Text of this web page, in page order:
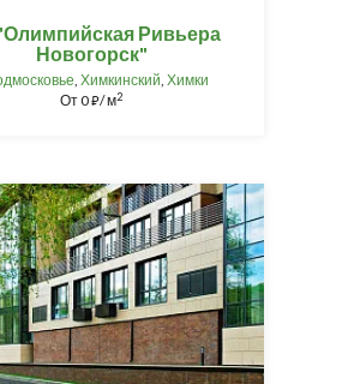
Ривьера
Новогорск"
, Химкинский, Химки
От0⃏/ м2